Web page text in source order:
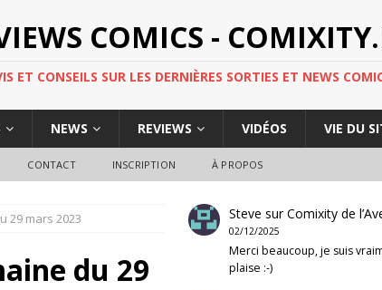
COMICS -
CONSEILS SUR LES DERNIÈRES SORTIES ET NEWS
NEWS REVIEWS VIDÉOS VIE DU
CONTACT INSCRIPTION À PROPOS
29 mars 2023
du 29
Steve surComixity de
02/12/2025
Merci beaucoup, je suis
plaise :-)